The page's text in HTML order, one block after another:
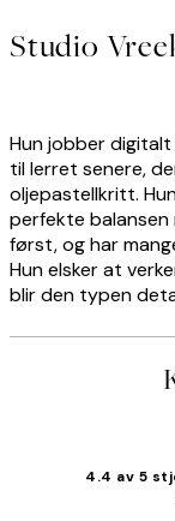
Studio
Hun jobber
til lerret senere,
oljepastellkritt.
perfekte balansen
først, og har
Hun elsker at
blir den typen
4.4 av 5